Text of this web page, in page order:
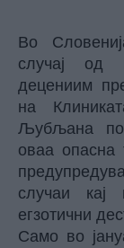
Во
случај од
децениим
на
Љубљана по
оваа опасна
случаи кај
егзотични
Само во